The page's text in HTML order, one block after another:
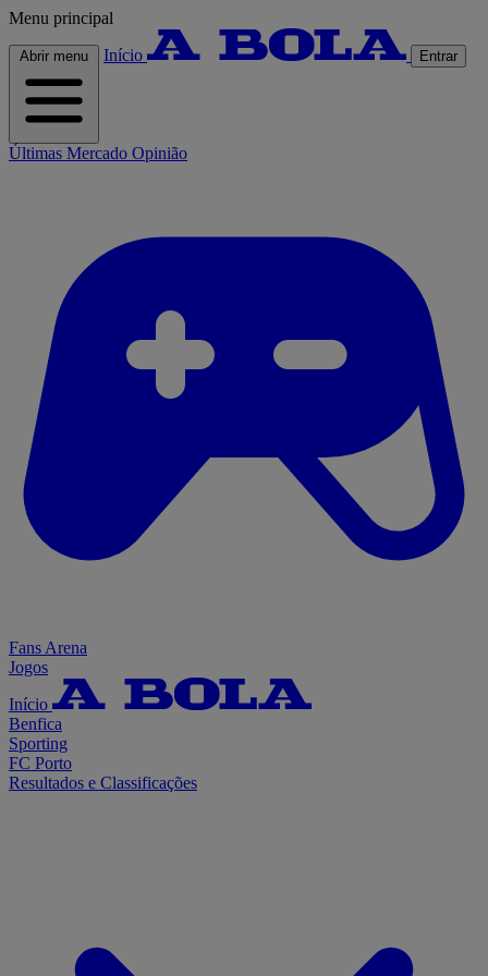
Menu principal
Abrir menu Início Entrar
Últimas Mercado Opinião
Fans Arena
Jogos
Início
Benfica
Sporting
FC Porto
Resultados e Classificações